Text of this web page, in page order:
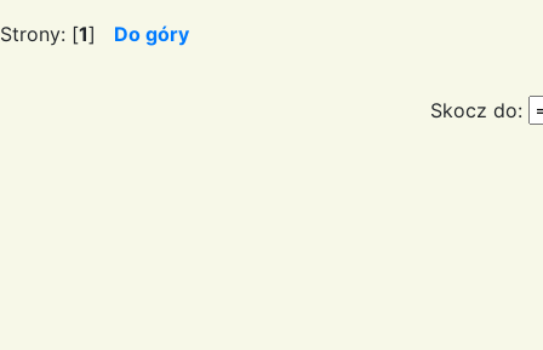
Strony: [1] Do góry
Skocz do: